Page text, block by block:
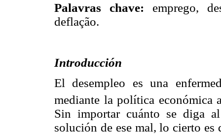
Palavras chave: emprego,
deflação.
Introducción
El desempleo es una
mediante la política económica
Sin importar cuánto se diga
solución de ese mal, lo cierto es